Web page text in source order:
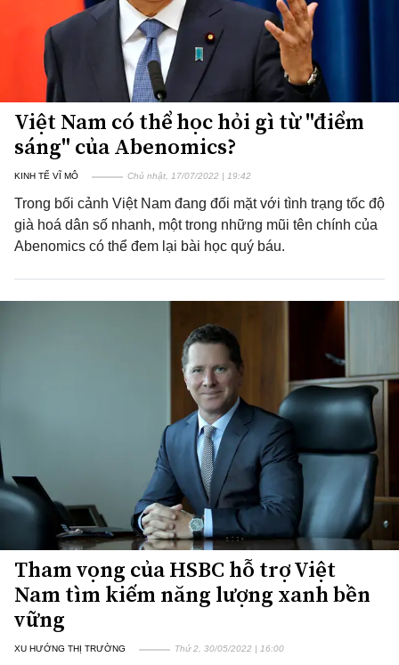
Việt Nam có thể học hỏi gì từ "điểm
sáng" của Abenomics?
KINH TẾ VĨ MÔ Chủ nhật, 17/07/2022 | 19:42
Trong bối cảnh Việt Nam đang đối mặt với tình trạng tốc độ
già hoá dân số nhanh, một trong những mũi tên chính của
Abenomics có thể đem lại bài học quý báu.
Tham vọng của HSBC hỗ trợ Việt
Nam tìm kiếm năng lượng xanh bền
vững
XU HƯỚNG THỊ TRƯỜNG Thứ 2, 30/05/2022 | 16:00